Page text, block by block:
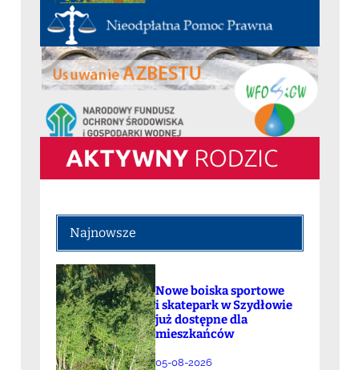
Najnowsze
Nowe boiska sportowe
i skatepark w Szydłowie
już dostępne dla
mieszkańców
05-08-2026